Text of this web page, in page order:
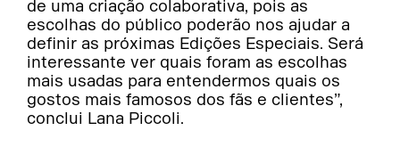
de uma criação colaborativa, pois as
escolhas do público poderão nos ajudar a
definir as próximas Edições Especiais. Será
interessante ver quais foram as escolhas
mais usadas para entendermos quais os
gostos mais famosos dos fãs e clientes”,
conclui Lana Piccoli.